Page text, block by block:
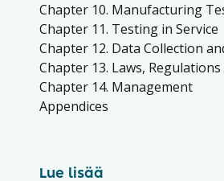
Chapter 10. Manufacturing
Chapter 11. Testing in Service
Chapter 12. Data Collection
Chapter 13. Laws,
Chapter 14. Management
Appendices
Lue lisää